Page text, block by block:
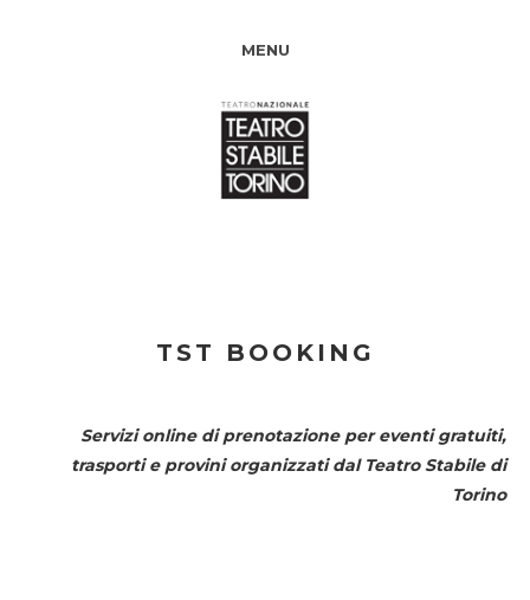
MENU
TST BOOKING
Servizi online di prenotazione per eventi gratuiti,
trasporti e provini organizzati dal Teatro Stabile di
Torino